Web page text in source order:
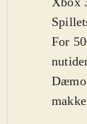
For